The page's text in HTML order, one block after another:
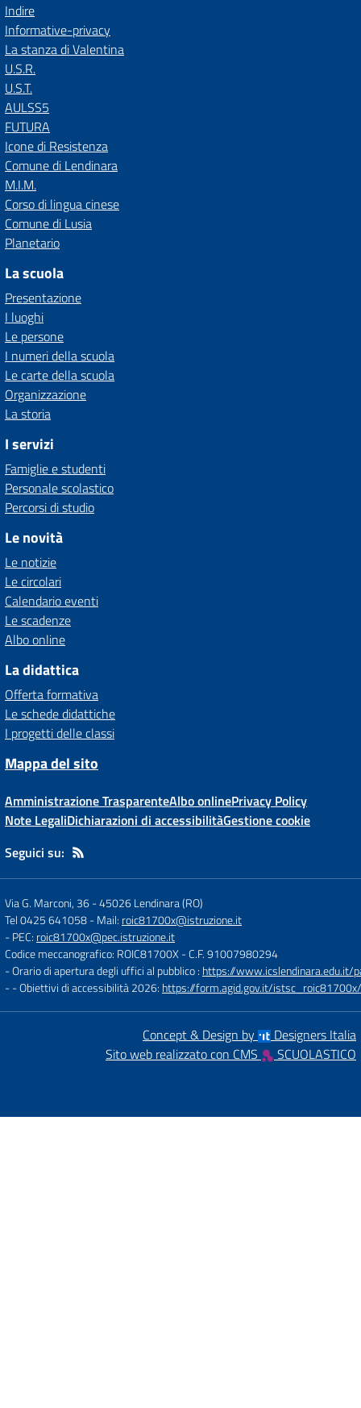
Indire
Informative-privacy
La stanza di Valentina
U.S.R.
U.S.T.
AULSS5
FUTURA
Icone di Resistenza
Comune di Lendinara
M.I.M.
Corso di lingua cinese
Comune di Lusia
Planetario
La scuola
Presentazione
I luoghi
Le persone
I numeri della scuola
Le carte della scuola
Organizzazione
La storia
I servizi
Famiglie e studenti
Personale scolastico
Percorsi di studio
Le novità
Le notizie
Le circolari
Calendario eventi
Le scadenze
Albo online
La didattica
Offerta formativa
Le schede didattiche
I progetti delle classi
Mappa del sito
Amministrazione TrasparenteAlbo onlinePrivacy Policy
Note LegaliDichiarazioni di accessibilitàGestione cookie
Seguici su:
Via G. Marconi, 36-45026 Lendinara (RO)
Tel 0425 641058- Mail: roic81700x@istruzione.it
- PEC: roic81700x@pec.istruzione.it
Codice meccanografico: ROIC81700X- C.F. 91007980294
- Orario di apertura degli uffici al pubblico : https://www.icslendinara.edu.it/
- - Obiettivi di accessibilità 2026: https://form.agid.gov.it/
Concept & Design by
Designers Italia
Sito web realizzato con CMS
SCUOLASTICO